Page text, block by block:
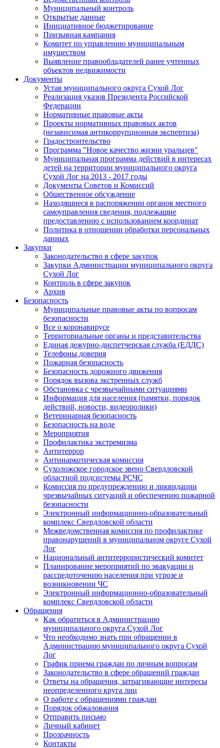
Муниципальный контроль
Открытые данные
Инициативное бюджетирование
Призывная кампания
Комитет по управлению муниципальным
имуществом
Выявление правообладателей ранее учтенных
объектов недвижимости
Документы
Устав муниципального округа Сухой Лог
Реализация указов Президента Российской
Федерации
Нормативные правовые акты
Проекты нормативных правовых актов
(независимая антикоррупционная экспертиза)
Градостроительство
Программа "Новое качество жизни уральцев"
Муниципальная программа действий в интересах
детей на территории муниципального округа
Сухой Лог на 2013 - 2017 годы
Документы Советов и Комиссий
Общественное обсуждение
Находящиеся в распоряжении органов местного
самоуправления сведения, подлежащие
предоставлению с использованием координат
Политика в отношении обработки персональных
данных
Закупки
Законодательство в сфере закупок
Закупки Администрации муниципального округа
Сухой Лог
Контроль в сфере закупок
Архив
Безопасность
Муниципальные правовые акты по вопросам
безопасности
Все о коронавирусе
Территориальные органы и представительства
Единая дежурно-диспетчерская служба (ЕДДС)
Телефоны доверия
Пожарная безопасность
Безопасность дорожного движения
Порядок вызова экстренных служб
Обстановка с чрезвычайными ситуациями
Информация для населения (памятки, порядок
действий, новости, видеоролики)
Ветеринарная безопасность
Безопасность на воде
Мероприятия
Профилактика экстремизма
Антитеррор
Антинаркотическая комиссия
Сухоложское городское звено Свердловской
областной подсистемы РСЧС
Комиссия по предупреждению и ликвидации
чрезвычайных ситуаций и обеспечению пожарной
безопасности
Электронный информационно-образовательный
комплекс Cвердловской области
Межведомственная комиссия по профилактике
правонарушений в муниципальном округе Сухой
Лог
Национальный антитеррористический комитет
Планирование мероприятий по эвакуации и
рассредоточению населения при угрозе и
возникновении ЧС
Электронный информационно-образовательный
комплекс Свердловской области
Обращения
Как обратиться в Администрацию
муниципального округа Сухой Лог
Что необходимо знать при обращении в
Администрацию муниципального округа Сухой
Лог
График приема граждан по личным вопросам
Законодательство в сфере обращений граждан
Ответы на обращения, затрагивающие интересы
неопределенного круга лиц
О работе с обращениями граждан
Порядок обжалования
Отправить письмо
Личный кабинет
Прозрачность
Контакты